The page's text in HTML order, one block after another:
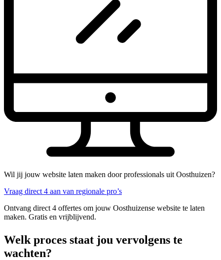
Wil jij jouw website laten maken door professionals uit Oosthuizen?
Vraag direct 4 aan van regionale pro’s
Ontvang direct 4 offertes om jouw Oosthuizense website te laten
maken. Gratis en vrijblijvend.
Welk proces staat jou vervolgens te
wachten?